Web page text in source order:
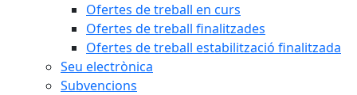
Ofertes de treball en curs
Ofertes de treball finalitzades
Ofertes de treball estabilització finalitzada
Seu electrònica
Subvencions